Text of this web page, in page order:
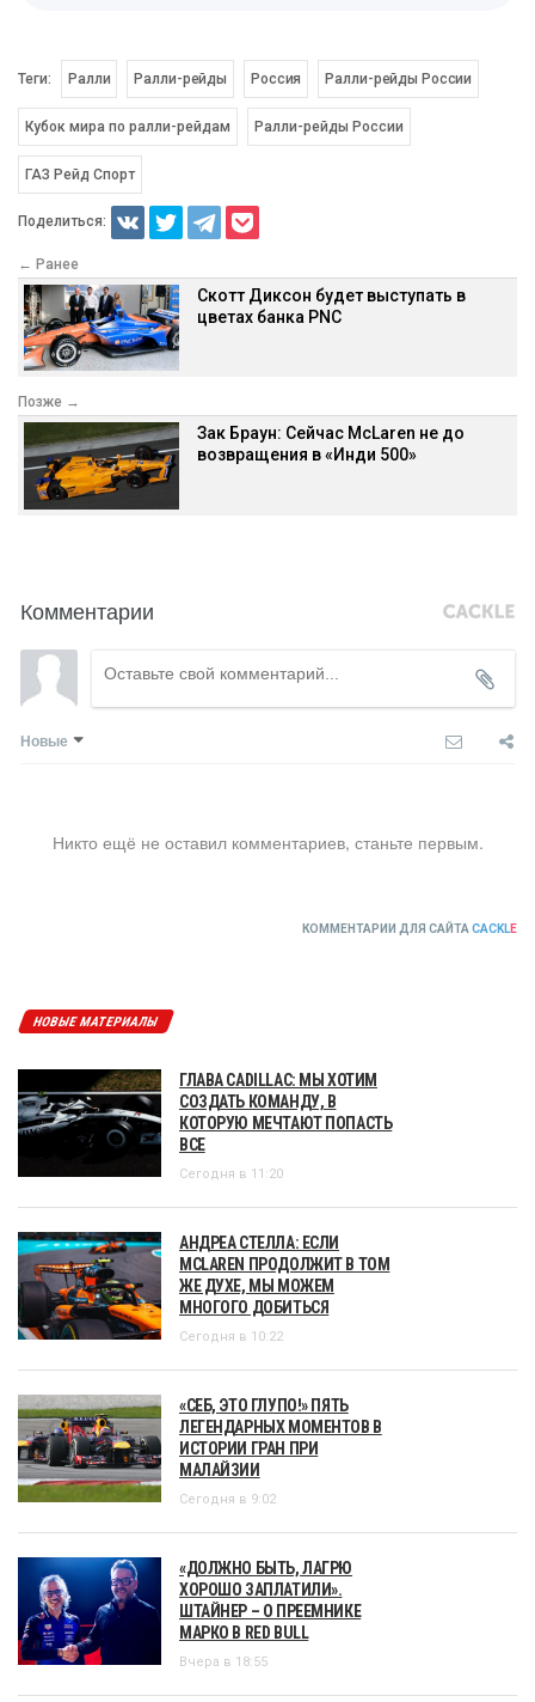
Теги: Ралли Ралли-рейды Россия Ралли-рейды России
Кубок мира по ралли-рейдам Ралли-рейды России
ГАЗ Рейд Спорт
Поделиться:
← Ранее
Скотт Диксон будет выступать в
цветах банка PNC
Позже →
Зак Браун: Сейчас McLaren не до
возвращения в «Инди 500»
Комментарии
Новые
Никто ещё не оставил комментариев, станьте первым.
КОММЕНТАРИИ ДЛЯ САЙТА CACKLE
НОВЫЕ МАТЕРИАЛЫ
ГЛАВА CADILLAC: МЫ ХОТИМ
СОЗДАТЬ КОМАНДУ, В
КОТОРУЮ МЕЧТАЮТ ПОПАСТЬ
ВСЕ
Сегодня в 11:20
АНДРЕА СТЕЛЛА: ЕСЛИ
MCLAREN ПРОДОЛЖИТ В ТОМ
ЖЕ ДУХЕ, МЫ МОЖЕМ
МНОГОГО ДОБИТЬСЯ
Сегодня в 10:22
«СЕБ, ЭТО ГЛУПО!» ПЯТЬ
ЛЕГЕНДАРНЫХ МОМЕНТОВ В
ИСТОРИИ ГРАН ПРИ
МАЛАЙЗИИ
Сегодня в 9:02
«ДОЛЖНО БЫТЬ, ЛАГРЮ
ХОРОШО ЗАПЛАТИЛИ».
ШТАЙНЕР – О ПРЕЕМНИКЕ
МАРКО В RED BULL
Вчера в 18:55